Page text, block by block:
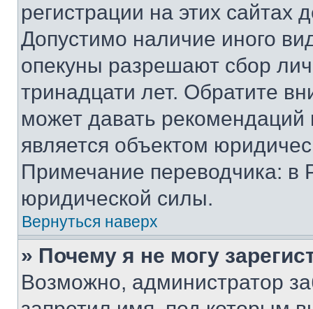
регистрации на этих сайтах
Допустимо наличие иного
опекуны разрешают сбор
тринадцати лет. Обратите
может давать
является объектом
Примечание переводчика: в
юридической силы.
Вернуться наверх
» Почему я не могу
Возможно, администратор